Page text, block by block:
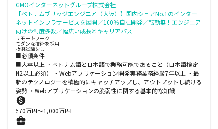
GMOインターネットグループ株式会社
【ベトナムブリッジエンジニア（大阪）】国内シェアNo.1のインター
ネットインフラサービスを展開／100％自社開発／転勤無！エンジニア
向けの制度多数／幅広い成長とキャリアパス
リモートワーク
モダンな技術を採用
技術試験なし
■必須条件
■大卒以上 ・ベトナム語と日本語で業務可能であること（日本語検定
N2以上必須） ・Webアプリケーション開発実務業務経験7年以上 ・最
新のテクノロジーを積極的にキャッチアップし、アウトプットし続ける
姿勢 ・Webアプリケーションの脆弱性に関する基本的な知識
570万円〜1,000万円